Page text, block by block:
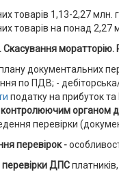
товарів 1,13-2,27 млн.
товарів на понад 2,27
Скасування
документальних
по ПДВ; - дебіторська/
податку на прибуток
органом
перевірки
перевірок -
перевірки ДПС